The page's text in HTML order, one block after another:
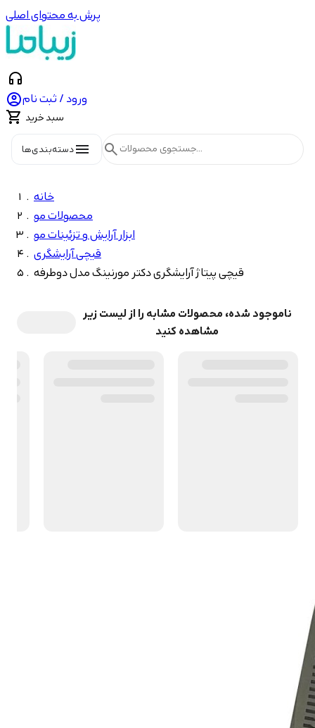
پرش به محتوای اصلی
headphones
ورود / ثبت نام
 سبد خرید
menuدسته‌بندی‌ها search
خانه
محصولات مو
ابزار آرایش و تزئینات مو
قیچی آرایشگری
قیچی پیتاژ آرایشگری دکتر مورنینگ مدل دوطرفه
ناموجود شده، محصولات مشابه را از لیست زیر
مشاهده کنید